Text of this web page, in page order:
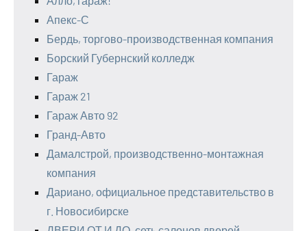
Апекс-С
Бердь, торгово-производственная компания
Борский Губернский колледж
Гараж
Гараж 21
Гараж Авто 92
Гранд-Авто
Дамалстрой, производственно-монтажная
компания
Дариано, официальное представительство в
г. Новосибирске